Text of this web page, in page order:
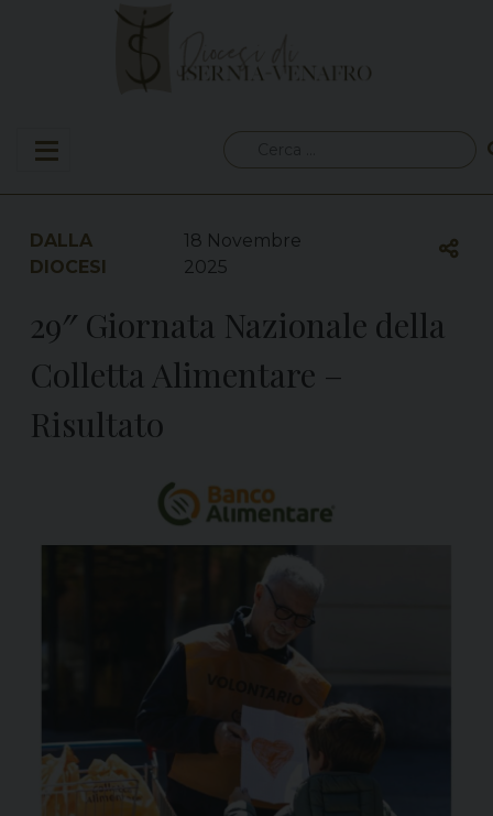
per:
DALLA
DIOCESI
18 Novembre
2025
29″ Giornata Nazionale della
Colletta Alimentare –
Risultato